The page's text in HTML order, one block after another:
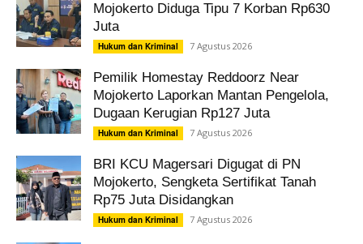
Mojokerto Diduga Tipu 7 Korban Rp630
Juta
Hukum dan Kriminal 7 Agustus 2026
Pemilik Homestay Reddoorz Near
Mojokerto Laporkan Mantan Pengelola,
Dugaan Kerugian Rp127 Juta
Hukum dan Kriminal 7 Agustus 2026
BRI KCU Magersari Digugat di PN
Mojokerto, Sengketa Sertifikat Tanah
Rp75 Juta Disidangkan
Hukum dan Kriminal 7 Agustus 2026